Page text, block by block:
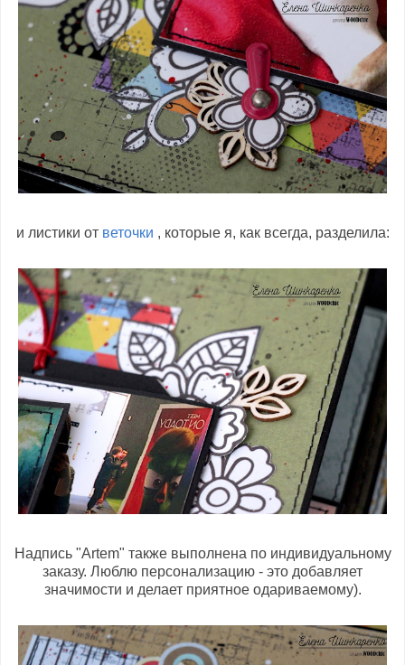
и листики от веточки , которые я, как всегда, разделила:
Надпись "Artem" также выполнена по индивидуальному
заказу. Люблю персонализацию - это добавляет
значимости и делает приятное одариваемому).